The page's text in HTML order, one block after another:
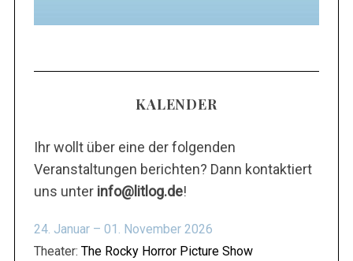
KALENDER
Ihr wollt über eine der folgenden
Veranstaltungen berichten? Dann kontaktiert
uns unter info@litlog.de!
24. Januar – 01. November 2026
Theater: The Rocky Horror Picture Show